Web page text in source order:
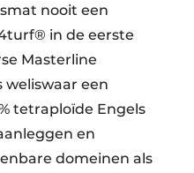
nooit een
in de eerste
Masterline
weliswaar een
tetraploïde Engels
en
domeinen als